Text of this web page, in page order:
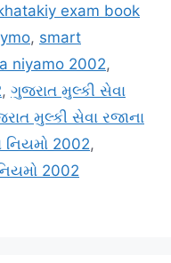
exam book
, smart
niyamo 2002,
, ગુજરાત મુલ્કી સેવા
મુલ્કી સેવા રજાના
નિયમો 2002,
2002